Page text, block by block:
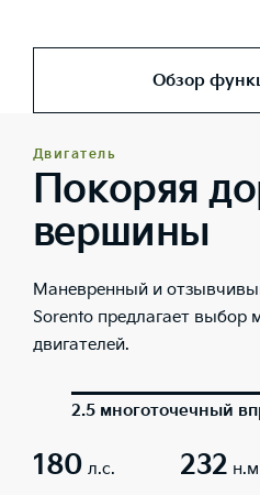
Обзор
Двигатель
Покоряя
вершины
Маневренный и
Sorento предлагает
двигателей.
2.5 многоточечный
180 л.с.
232 н.м